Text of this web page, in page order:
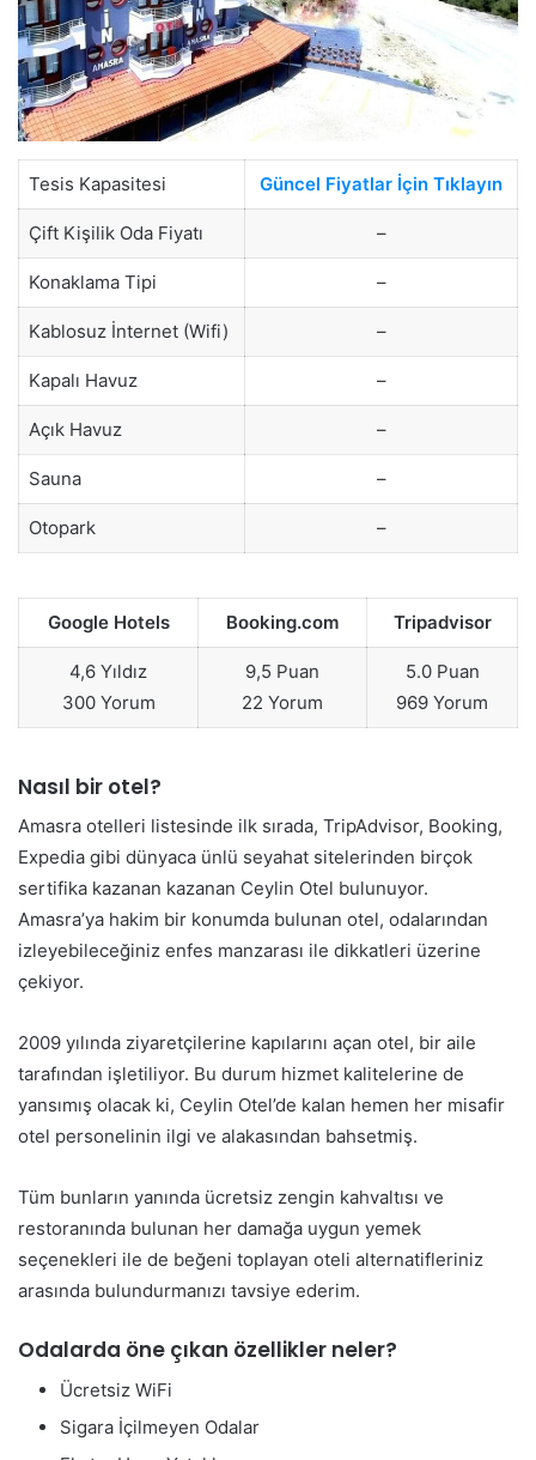
Tesis Kapasitesi Güncel Fiyatlar İçin Tıklayın
Çift Kişilik Oda Fiyatı –
Konaklama Tipi –
Kablosuz İnternet (Wifi) –
Kapalı Havuz –
Açık Havuz –
Sauna –
Otopark –
Google Hotels Booking.com Tripadvisor
4,6 Yıldız
300 Yorum
9,5 Puan
22 Yorum
5.0 Puan
969 Yorum
Nasıl bir otel?
Amasra otelleri listesinde ilk sırada, TripAdvisor, Booking,
Expedia gibi dünyaca ünlü seyahat sitelerinden birçok
sertifika kazanan kazanan Ceylin Otel bulunuyor.
Amasra’ya hakim bir konumda bulunan otel, odalarından
izleyebileceğiniz enfes manzarası ile dikkatleri üzerine
çekiyor.
2009 yılında ziyaretçilerine kapılarını açan otel, bir aile
tarafından işletiliyor. Bu durum hizmet kalitelerine de
yansımış olacak ki, Ceylin Otel’de kalan hemen her misafir
otel personelinin ilgi ve alakasından bahsetmiş.
Tüm bunların yanında ücretsiz zengin kahvaltısı ve
restoranında bulunan her damağa uygun yemek
seçenekleri ile de beğeni toplayan oteli alternatifleriniz
arasında bulundurmanızı tavsiye ederim.
Odalarda öne çıkan özellikler neler?
Ücretsiz WiFi
Sigara İçilmeyen Odalar